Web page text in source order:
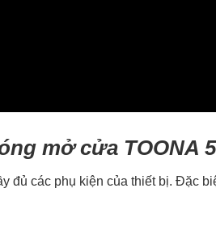
mở cửa TOONA
đủ các phụ kiện của thiết bị. Đặc